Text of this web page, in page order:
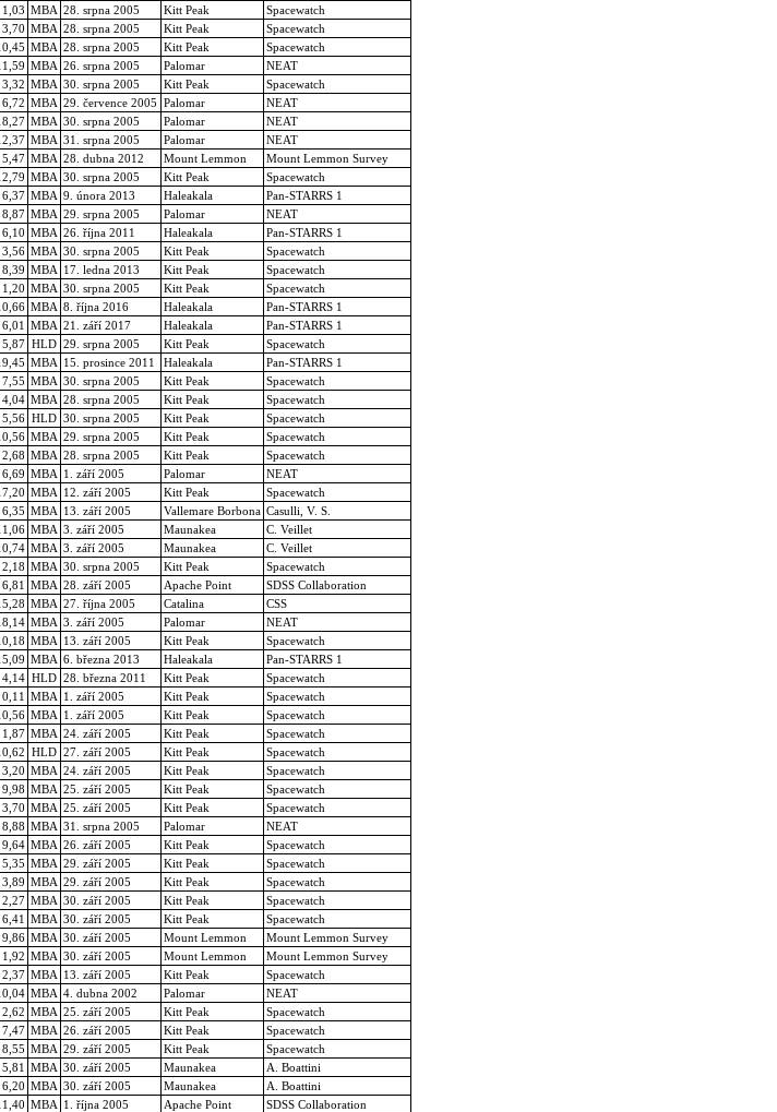
1,03 MBA 28. srpna 2005 Kitt Peak
Spacewatch
3,70 MBA 28. srpna 2005 Kitt Peak
Spacewatch
MBA 28. srpna 2005 Kitt Peak
Spacewatch
MBA 26. srpna 2005 Palomar
NEAT
3,32 MBA 30. srpna 2005 Kitt Peak
Spacewatch
6,72 MBA 29. července 2005 Palomar
NEAT
MBA 30. srpna 2005 Palomar
NEAT
MBA 31. srpna 2005 Palomar
NEAT
5,47 MBA 28. dubna 2012 Mount Lemmon
Mount Lemmon Survey
MBA 30. srpna 2005 Kitt Peak
Spacewatch
6,37 MBA 9. února 2013 Haleakala
Pan-STARRS 1
8,87 MBA 29. srpna 2005 Palomar
NEAT
6,10 MBA 26. října 2011 Haleakala
Pan-STARRS 1
3,56 MBA 30. srpna 2005 Kitt Peak
Spacewatch
8,39 MBA 17. ledna 2013 Kitt Peak
Spacewatch
1,20 MBA 30. srpna 2005 Kitt Peak
Spacewatch
MBA 8. října 2016 Haleakala
Pan-STARRS 1
6,01 MBA 21. září 2017 Haleakala
Pan-STARRS 1
5,87 HLD 29. srpna 2005 Kitt Peak
Spacewatch
MBA 15. prosince 2011 Haleakala
Pan-STARRS 1
7,55 MBA 30. srpna 2005 Kitt Peak
Spacewatch
4,04 MBA 28. srpna 2005 Kitt Peak
Spacewatch
5,56 HLD 30. srpna 2005 Kitt Peak
Spacewatch
MBA 29. srpna 2005 Kitt Peak
Spacewatch
2,68 MBA 28. srpna 2005 Kitt Peak
Spacewatch
6,69 MBA 1. září 2005 Palomar
NEAT
MBA 12. září 2005 Kitt Peak
Spacewatch
6,35 MBA 13. září 2005 Vallemare Borbona Casulli, V. S.
MBA 3. září 2005 Maunakea
C. Veillet
MBA 3. září 2005 Maunakea
C. Veillet
2,18 MBA 30. srpna 2005 Kitt Peak
Spacewatch
6,81 MBA 28. září 2005 Apache Point
SDSS Collaboration
MBA 27. října 2005 Catalina
CSS
MBA 3. září 2005 Palomar
NEAT
MBA 13. září 2005 Kitt Peak
Spacewatch
MBA 6. března 2013 Haleakala
Pan-STARRS 1
4,14 HLD 28. března 2011 Kitt Peak
Spacewatch
0,11 MBA 1. září 2005 Kitt Peak
Spacewatch
MBA 1. září 2005 Kitt Peak
Spacewatch
1,87 MBA 24. září 2005 Kitt Peak
Spacewatch
HLD 27. září 2005 Kitt Peak
Spacewatch
3,20 MBA 24. září 2005 Kitt Peak
Spacewatch
9,98 MBA 25. září 2005 Kitt Peak
Spacewatch
3,70 MBA 25. září 2005 Kitt Peak
Spacewatch
8,88 MBA 31. srpna 2005 Palomar
NEAT
9,64 MBA 26. září 2005 Kitt Peak
Spacewatch
5,35 MBA 29. září 2005 Kitt Peak
Spacewatch
3,89 MBA 29. září 2005 Kitt Peak
Spacewatch
2,27 MBA 30. září 2005 Kitt Peak
Spacewatch
6,41 MBA 30. září 2005 Kitt Peak
Spacewatch
9,86 MBA 30. září 2005 Mount Lemmon
Mount Lemmon Survey
1,92 MBA 30. září 2005 Mount Lemmon
Mount Lemmon Survey
2,37 MBA 13. září 2005 Kitt Peak
Spacewatch
MBA 4. dubna 2002 Palomar
NEAT
2,62 MBA 25. září 2005 Kitt Peak
Spacewatch
7,47 MBA 26. září 2005 Kitt Peak
Spacewatch
8,55 MBA 29. září 2005 Kitt Peak
Spacewatch
5,81 MBA 30. září 2005 Maunakea
A. Boattini
6,20 MBA 30. září 2005 Maunakea
A. Boattini
MBA 1. října 2005 Apache Point
SDSS Collaboration